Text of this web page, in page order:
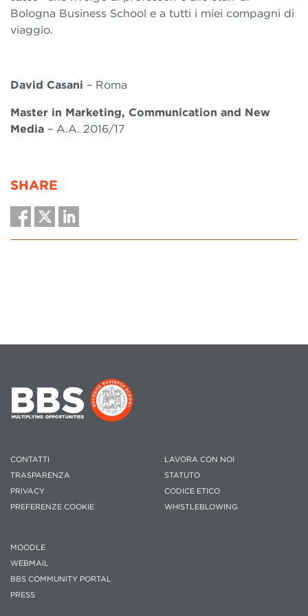
Bologna Business School e a tutti i miei compagni di
viaggio.
David Casani – Roma
Master in Marketing, Communication and New
Media – A.A. 2016/17
SHARE
CONTATTI
TRASPARENZA
PRIVACY
PREFERENZE COOKIE
LAVORA CON NOI
STATUTO
CODICE ETICO
WHISTLEBLOWING
MOODLE
WEBMAIL
BBS COMMUNITY PORTAL
PRESS